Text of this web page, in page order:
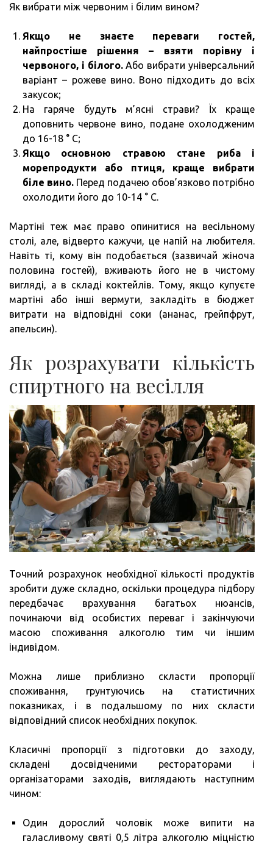
Як вибрати між червоним і білим вином?
Якщо не знаєте переваги гостей,
найпростіше рішення – взяти порівну і
червоного, і білого.Або вибрати універсальний
варіант – рожеве вино. Воно підходить до всіх
закусок;
На гаряче будуть м’ясні страви? Їх краще
доповнить червоне вино, подане охолодженим
до 16-18 ° C;
Якщо основною стравою стане риба і
морепродукти або птиця, краще вибрати
біле вино. Перед подачею обов’язково потрібно
охолодити його до 10-14 ° C.
Мартіні теж має право опинитися на весільному
столі, але, відверто кажучи, це напій на любителя.
Навіть ті, кому він подобається (зазвичай жіноча
половина гостей), вживають його не в чистому
вигляді, а в складі коктейлів. Тому, якщо купуєте
мартіні або інші вермути, закладіть в бюджет
витрати на відповідні соки (ананас, грейпфрут,
апельсин).
Як розрахувати кількість
спиртного на весілля
Точний розрахунок необхідної кількості продуктів
зробити дуже складно, оскільки процедура підбору
передбачає врахування багатьох нюансів,
починаючи від особистих переваг і закінчуючи
масою споживання алкоголю тим чи іншим
індивідом.
Можна лише приблизно скласти пропорції
споживання, грунтуючись на статистичних
показниках, і в подальшому по них скласти
відповідний список необхідних покупок.
Класичні пропорції з підготовки до заходу,
складені досвідченими рестораторами і
організаторами заходів, виглядають наступним
чином:
Один дорослий чоловік може випити на
галасливому святі 0,5 літра алкоголю міцністю